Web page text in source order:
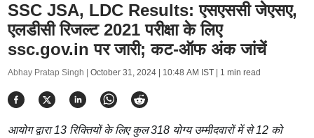
SSC JSA, LDC Results: एसएससी जेएसए,
एलडीसी रिजल्ट 2021 परीक्षा के लिए
ssc.gov.in पर जारी; कट-ऑफ अंक जांचें
Abhay Pratap Singh | October 31, 2024 | 10:48 AM IST| 1 min read
आयोग द्वारा 13 रिक्तियों के लिए कुल 318 योग्य उम्मीदवारों में से 12 को